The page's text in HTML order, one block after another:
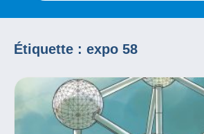
Étiquette : expo 58